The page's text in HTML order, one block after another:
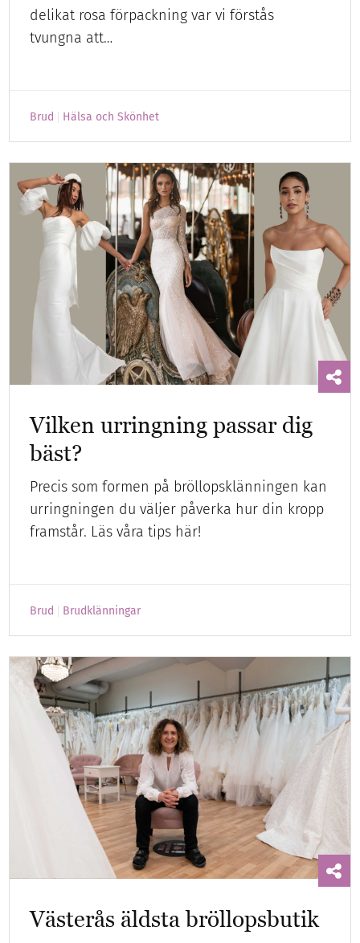
delikat rosa förpackning var vi förstås
tvungna att…
Brud Hälsa och Skönhet
Vilken urringning passar dig
bäst?
Precis som formen på bröllopsklänningen kan
urringningen du väljer påverka hur din kropp
framstår. Läs våra tips här!
Brud Brudklänningar
Västerås äldsta bröllopsbutik